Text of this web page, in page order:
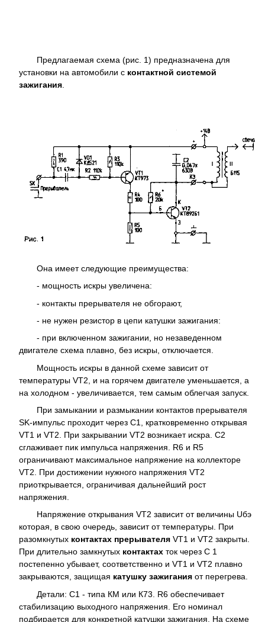
Предлагаемая схема (рис. 1) предназначена для
установки на автомобили с контактной системой
зажигания
Она имеет следующие преимущества:
- мощность искры увеличена:
- контакты прерывателя не обгорают,
- не нужен резистор в цепи катушки зажигания:
- при включенном зажигании, но незаведенном
двигателе схема плавно, без искры, отключается.
Мощность искры в данной схеме зависит от
температуры VT2, и на горячем двигателе уменьшается, а
на холодном - увеличивается, тем самым облегчая запуск.
При замыкании и размыкании контактов прерывателя
SK-импульс проходит через С1, кратковременно открывая
VT1 и VT2. При закрывании VT2 возникает искра. С2
сглаживает пик импульса напряжения. R6 и R5
ограничивают максимальное напряжение на коллекторе
VT2. При достижении нужного напряжения VT2
приоткрывается, ограничивая дальнейший рост
напряжения.
Напряжение открывания VT2 зависит от величины Uбэ
которая, в свою очередь, зависит от температуры. При
разомкнутых контактах прерывателя VT1 и VT2 закрыты.
При длительно замкнутых контактах ток через С 1
постепенно убывает, соответственно и VT1 и VT2 плавно
закрываются, защищая катушку зажигания от перегрева.
Детали: С1 - типа КМ или К73. R6 обеспечивает
стабилизацию выходного напряжения. Его номинал
подбирается для конкретной катушки зажигания. На схеме